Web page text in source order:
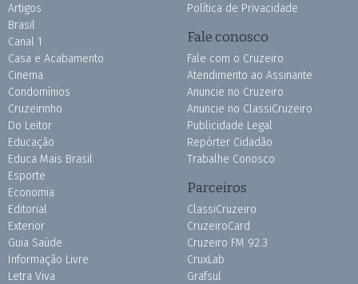
Artigos
Brasil
Canal 1
Casa e Acabamento
Cinema
Condomínios
Cruzeirinho
Do Leitor
Educação
Educa Mais Brasil
Esporte
Economia
Editorial
Exterior
Guia Saúde
Informação Livre
Letra Viva
Política de Privacidade
Fale conosco
Fale com o Cruzeiro
Atendimento ao Assinante
Anuncie no Cruzeiro
Anuncie no ClassiCruzeiro
Publicidade Legal
Repórter Cidadão
Trabalhe Conosco
Parceiros
ClassiCruzeiro
CruzeiroCard
Cruzeiro FM 92.3
CruxLab
Grafsul